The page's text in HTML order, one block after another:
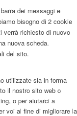
dei messaggi e
bisogno di 2 cookie
verrà richiesto di nuovo
nuova scheda.
del sito.
utilizzate sia in forma
il nostro sito web o
o per aiutarci a
voi al fine di migliorare la